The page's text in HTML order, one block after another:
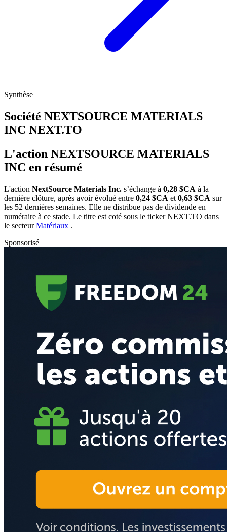
Synthèse
Société NEXTSOURCE MATERIALS
INC NEXT.TO
L'action NEXTSOURCE MATERIALS
INC en résumé
L'action NextSource Materials Inc. s’échange à 0,28 $CA à la
dernière clôture, après avoir évolué entre 0,24 $CA et 0,63 $CA sur
les 52 dernières semaines. Elle ne distribue pas de dividende en
numéraire à ce stade. Le titre est coté sous le tickerNEXT.TO dans
le secteurMatériaux .
Sponsorisé